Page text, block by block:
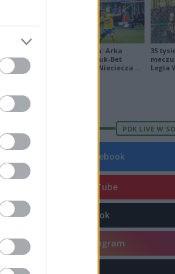
FORMA
Ekstraklasa: Arka
Gdynia - Bruk-Bet
Termalica Nieciecza 2-
35
Legia
PDK LIVE W
Facebook
YouTube
TikTok
Instagram